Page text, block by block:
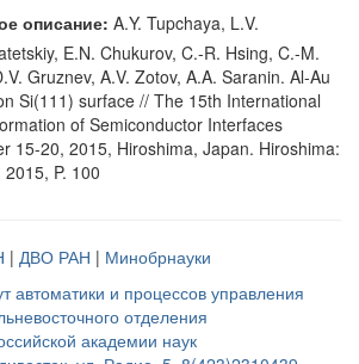
описание: A.Y. Tupchaya, L.V.
E.N. Chukurov, C.-R. Hsing, C.-M.
Gruznev, A.V. Zotov, A.A. Saranin. Al-Au
Si(111) surface // The 15th International
of Semiconductor Interfaces
15-20, 2015, Hiroshima, Japan. Hiroshima:
P. 100
| ДВО РАН | Минобрнауки
автоматики и процессов управления
отделения
академии наук